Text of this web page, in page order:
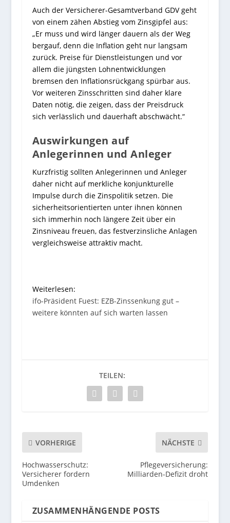
Auch der Versicherer-Gesamtverband GDV geht
von einem zähen Abstieg vom Zinsgipfel aus:
„Er muss und wird länger dauern als der Weg
bergauf, denn die Inflation geht nur langsam
zurück. Preise für Dienstleistungen und vor
allem die jüngsten Lohnentwicklungen
bremsen den Inflationsrückgang spürbar aus.
Vor weiteren Zinsschritten sind daher klare
Daten nötig, die zeigen, dass der Preisdruck
sich verlässlich und dauerhaft abschwächt.“
Auswirkungen auf
Anlegerinnen und Anleger
Kurzfristig sollten Anlegerinnen und Anleger
daher nicht auf merkliche konjunkturelle
Impulse durch die Zinspolitik setzen. Die
sicherheitsorientierten unter ihnen können
sich immerhin noch längere Zeit über ein
Zinsniveau freuen, das festverzinsliche Anlagen
vergleichsweise attraktiv macht.
Weiterlesen:
ifo-Präsident Fuest: EZB-Zinssenkung gut –
weitere könnten auf sich warten lassen
TEILEN:
VORHERIGE
Hochwasserschutz:
Versicherer fordern
Umdenken
NÄCHSTE
Pflegeversicherung:
Milliarden-Defizit droht
ZUSAMMENHÄNGENDE POSTS